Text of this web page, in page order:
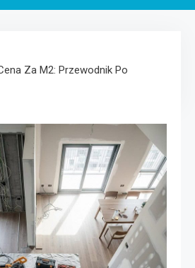
Za M2: Przewodnik Po